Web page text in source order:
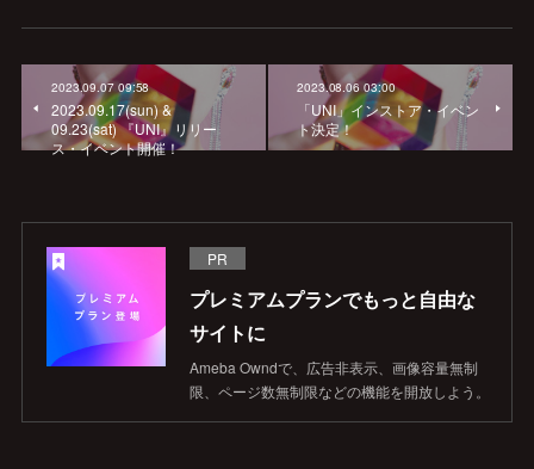
2023.09.07 09:58
2023.09.17(sun) &
09.23(sat) 『UNI』リリー
ス・イベント開催！
2023.08.06 03:00
「UNI」インストア・イベン
ト決定！
PR
プレミアムプランでもっと自由な
サイトに
Ameba Owndで、広告非表示、画像容量無制
限、ページ数無制限などの機能を開放しよう。